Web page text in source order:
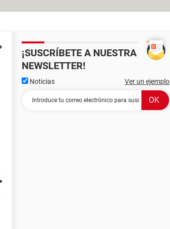
¡SUSCRÍBETE A NUESTRA
NEWSLETTER!
Noticias Ver un ejemplo